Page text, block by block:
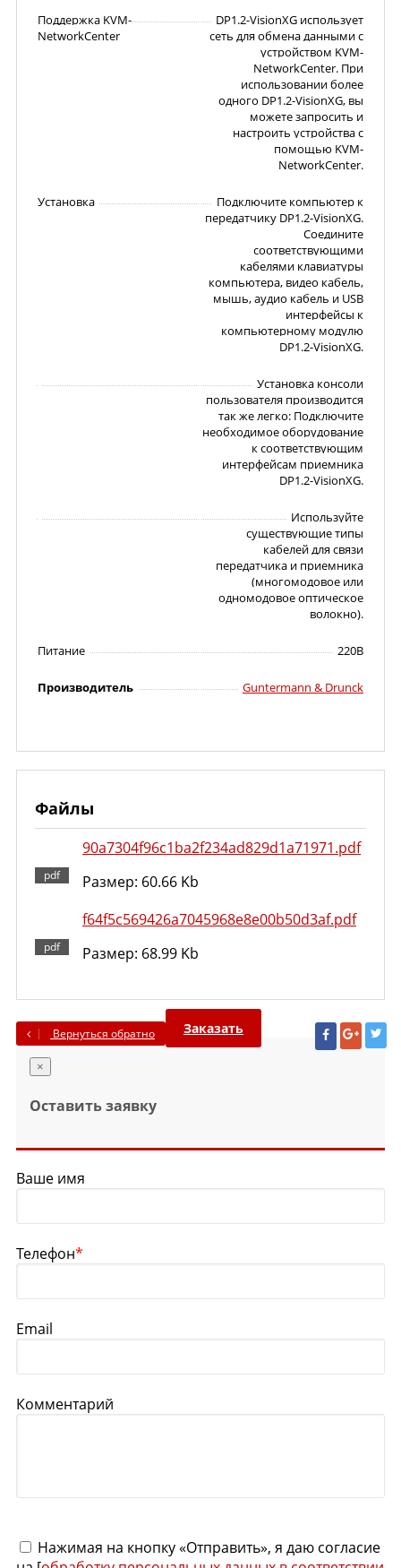
Поддержка KVM-
NetworkCenter
DP1.2-VisionXG использует
сеть для обмена данными с
устройством KVM-
NetworkCenter. При
использовании более
одного DP1.2-VisionXG, вы
можете запросить и
настроить устройства с
помощью KVM-
NetworkCenter.
Установка
Подключите компьютер к
передатчику DP1.2-VisionXG.
Соедините
соответствующими
кабелями клавиатуры
компьютера, видео кабель,
мышь, аудио кабель и USB
интерфейсы к
компьютерному модулю
DP1.2-VisionXG.
Установка консоли
пользователя производится
так же легко: Подключите
необходимое оборудование
к соответствующим
интерфейсам приемника
DP1.2-VisionXG.
Используйте
существующие типы
кабелей для связи
передатчика и приемника
(многомодовое или
одномодовое оптическое
волокно).
Питание 220В
Производитель Guntermann & Drunck
Файлы
90a7304f96c1ba2f234ad829d1a71971.pdf
Размер: 60.66 Kb
f64f5c569426a7045968e8e00b50d3af.pdf
Размер: 68.99 Kb
Вернуться обратно Заказать
×
Оставить заявку
Ваше имя
Телефон*
Email
Комментарий
Нажимая на кнопку «Отправить», я даю согласие